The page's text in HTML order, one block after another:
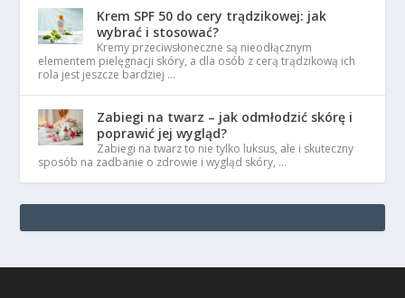
Krem SPF 50 do cery trądzikowej: jak
wybrać i stosować?
Kremy przeciwsłoneczne są nieodłącznym
elementem pielęgnacji skóry, a dla osób z cerą trądzikową ich
rola jest jeszcze bardziej …
Zabiegi na twarz – jak odmłodzić skórę i
poprawić jej wygląd?
Zabiegi na twarz to nie tylko luksus, ale i skuteczny
sposób na zadbanie o zdrowie i wygląd skóry, …